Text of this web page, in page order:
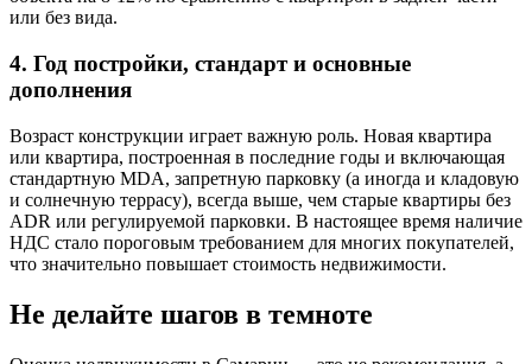
или без вида.
4. Год постройки, стандарт и основные
дополнения
Возраст конструкции играет важную роль. Новая квартира
или квартира, построенная в последние годы и включающая
стандартную MDA, запретную парковку (а иногда и кладовую
и солнечную террасу), всегда выше, чем старые квартиры без
ADR или регулируемой парковки. В настоящее время наличие
НДС стало пороговым требованием для многих покупателей,
что значительно повышает стоимость недвижимости.
Не делайте шагов в темноте